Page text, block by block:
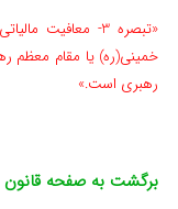
«تبصره 3-
خمینی(‌ره) یا مقام معظم
رهبری است.»
برگشت به صفحه قانون